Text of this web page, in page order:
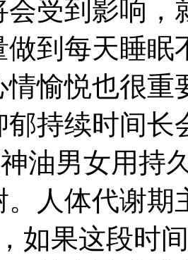
会受到影响
做到每天睡眠
情愉悦也很
郁持续时间长
油男女用持
。人体代谢期
如果这段时